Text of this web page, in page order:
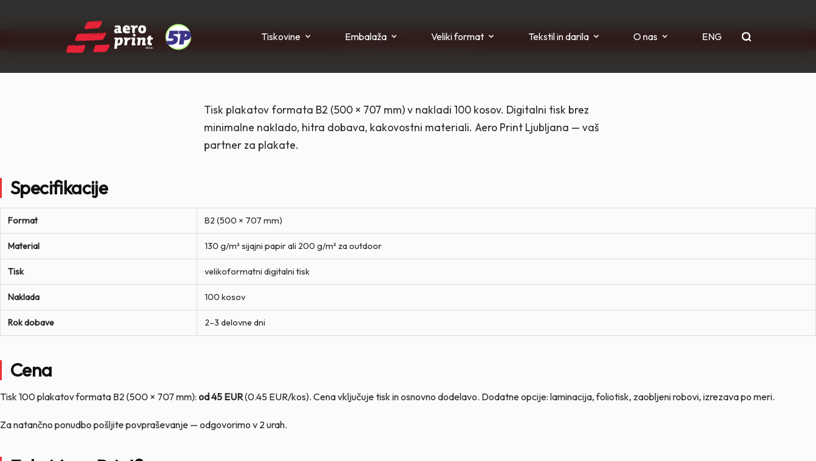
Pravi partner za tisk in rast posla!
Tiskovine Embalaža Veliki format Tekstil in darila O nas ENG
Tisk plakatov formata B2 (500 × 707 mm) v nakladi 100 kosov. Digitalni tisk brez
minimalne naklado, hitra dobava, kakovostni materiali. Aero Print Ljubljana — vaš
partner za plakate.
Specifikacije
Format B2 (500 × 707 mm)
Material 130 g/m² sijajni papir ali 200 g/m² za outdoor
Tisk velikoformatni digitalni tisk
Naklada 100 kosov
Rok dobave 2–3 delovne dni
Cena
Tisk 100 plakatov formata B2 (500 × 707 mm): od 45 EUR(0.45 EUR/kos). Cena vključuje tisk in osnovno dodelavo. Dodatne opcije: laminacija, foliotisk, zaobljeni robovi, izrezava po meri.
Za natančno ponudbo pošljite povpraševanje — odgovorimo v 2 urah.